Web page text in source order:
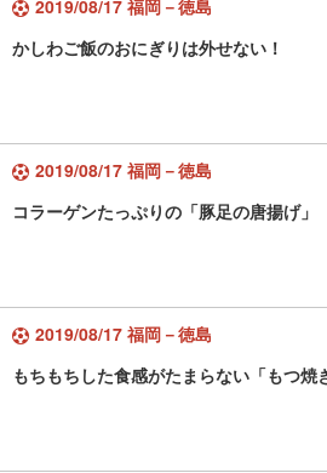
2019/08/17 福岡－徳島
かしわご飯のおにぎりは外せない！
2019/08/17 福岡－徳島
コラーゲンたっぷりの「豚足の唐揚げ」
2019/08/17 福岡－徳島
もちもちした食感がたまらない「もつ